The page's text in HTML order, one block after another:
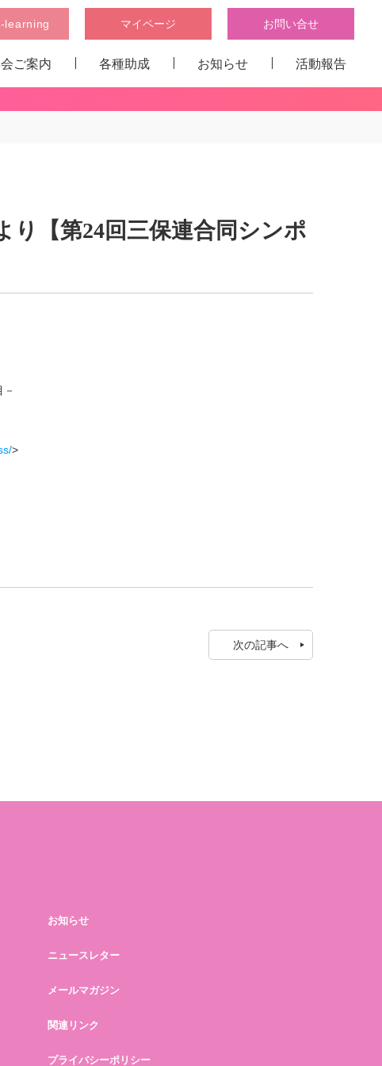
お問い合せ
マイページ
learning
ご案内 各種助成 お知らせ 活動報告
り【第24回三保連合同シンポ
>
次の記事へ
お知らせ
ニュースレター
メールマガジン
関連リンク
プライバシーポリシー